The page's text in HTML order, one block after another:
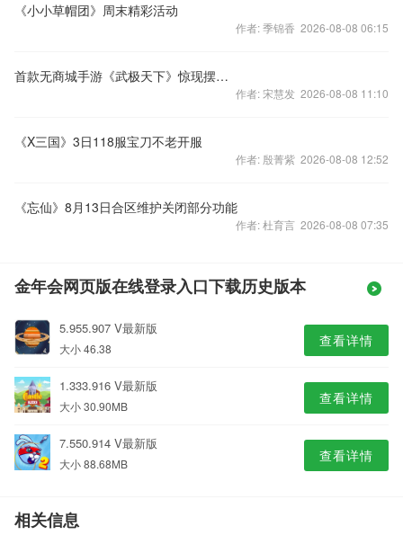
《小小草帽团》周末精彩活动
作者: 季锦香 2026-08-08 06:15
首款无商城手游《武极天下》惊现摆摊功能 或9月中旬彩蛋测试
作者: 宋慧发 2026-08-08 11:10
《X三国》3日118服宝刀不老开服
作者: 殷菁紫 2026-08-08 12:52
《忘仙》8月13日合区维护关闭部分功能
作者: 杜育言 2026-08-08 07:35
金年会网页版在线登录入口下载历史版本
5.955.907 V最新版
大小 46.38 查看详情
1.333.916 V最新版
大小 30.90MB 查看详情
7.550.914 V最新版
大小 88.68MB 查看详情
相关信息